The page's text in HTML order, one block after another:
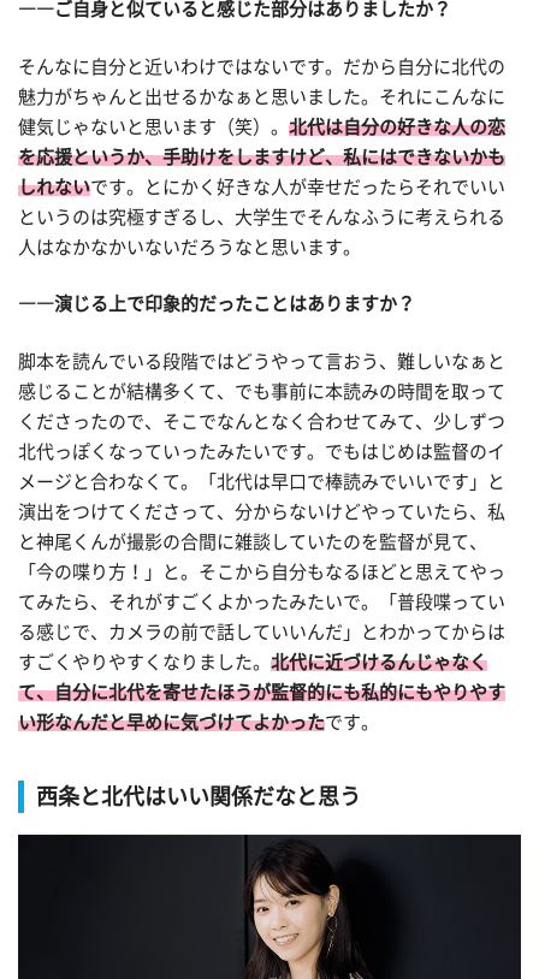
――ご自身と似ていると感じた部分はありましたか？
そんなに自分と近いわけではないです。だから自分に北代の
魅力がちゃんと出せるかなぁと思いました。それにこんなに
健気じゃないと思います（笑）。 北代は自分の好きな人の恋
を応援というか、手助けをしますけど、私にはできないかも
しれないです。とにかく好きな人が幸せだったらそれでいい
というのは究極すぎるし、大学生でそんなふうに考えられる
人はなかなかいないだろうなと思います。
――演じる上で印象的だったことはありますか？
脚本を読んでいる段階ではどうやって言おう、難しいなぁと
感じることが結構多くて、でも事前に本読みの時間を取って
くださったので、そこでなんとなく合わせてみて、少しずつ
北代っぽくなっていったみたいです。でもはじめは監督のイ
メージと合わなくて。「北代は早口で棒読みでいいです」と
演出をつけてくださって、分からないけどやっていたら、私
と神尾くんが撮影の合間に雑談していたのを監督が見て、
「今の喋り方！」と。そこから自分もなるほどと思えてやっ
てみたら、それがすごくよかったみたいで。「普段喋ってい
る感じで、カメラの前で話していいんだ」とわかってからは
すごくやりやすくなりました。 北代に近づけるんじゃなく
て、自分に北代を寄せたほうが監督的にも私的にもやりやす
い形なんだと早めに気づけてよかったです。
西条と北代はいい関係だなと思う